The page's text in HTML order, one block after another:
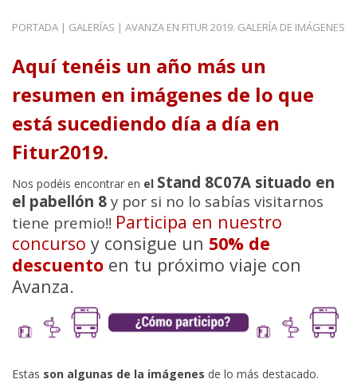
PORTADA | GALERÍAS | AVANZA EN FITUR 2019. GALERÍA DE IMÁGENES
Aquí tenéis un año más un
resumen en imágenes de lo que
está sucediendo día a día en
Fitur2019.
Nos podéis encontrar en el Stand 8C07A situado en
el pabellón 8 y por si no lo sabías visitarnos
tiene premio!! Participa en nuestro
concurso y consigue un 50% de
descuento en tu próximo viaje con
Avanza.
Estas son algunas de la imágenes de lo más destacado.